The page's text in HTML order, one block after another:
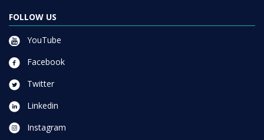
FOLLOW US
YouTube
Facebook
Twitter
Linkedin
Instagram